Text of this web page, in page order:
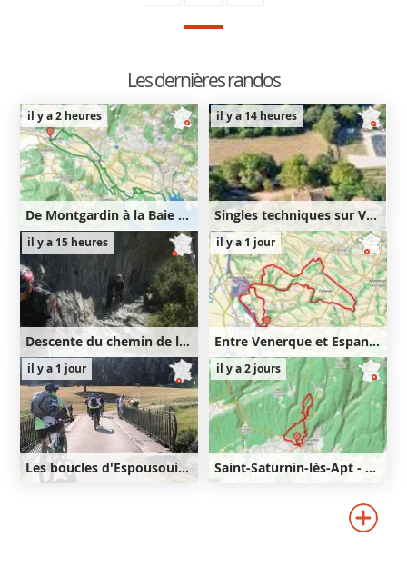
Les dernières randos
il y a 2 heures
De Montgardin à la Baie Saint-Michel
22km
540m
il y a 14 heures
Singles techniques sur Venasque puis Notre-Dame des Anges
47km
1330m
1330m
il y a 15 heures
Descente du chemin de la Mâture
16km
660m
660m
il y a 1 jour
Entre Venerque et Espanès
25km
450m
450m
il y a 1 jour
Les boucles d'Espousouille
il y a 2 jours
Saint-Saturnin-lès-Apt - Lourète - Redony